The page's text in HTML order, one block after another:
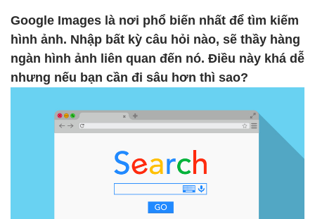
Google Images là nơi phổ biến nhất để tìm kiếm
hình ảnh. Nhập bất kỳ câu hỏi nào, sẽ thầy hàng
ngàn hình ảnh liên quan đến nó. Điều này khá dễ
nhưng nếu bạn cần đi sâu hơn thì sao?